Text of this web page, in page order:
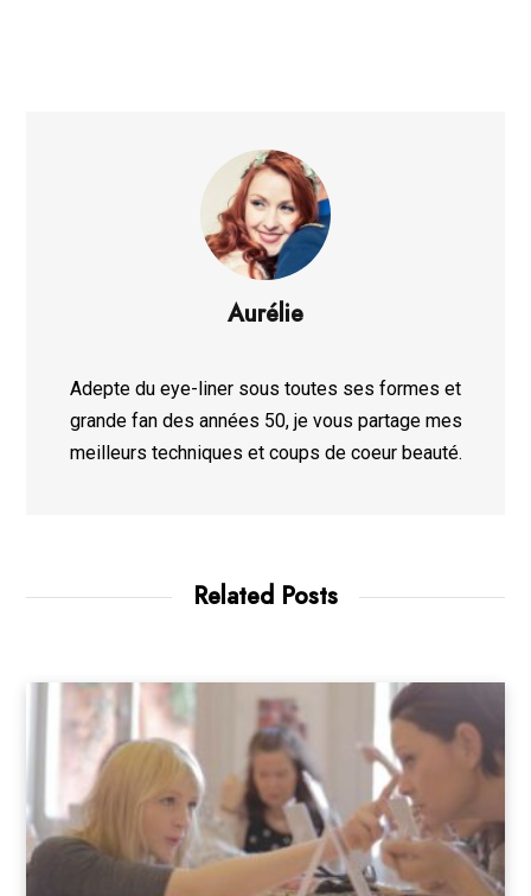
Aurélie
Adepte du eye-liner sous toutes ses formes et
grande fan des années 50, je vous partage mes
meilleurs techniques et coups de coeur beauté.
Related Posts